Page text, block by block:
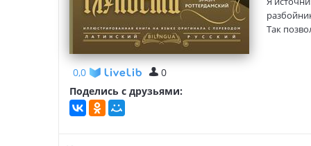
0,0
0
Поделись с друзьями:
Редактор/
Так